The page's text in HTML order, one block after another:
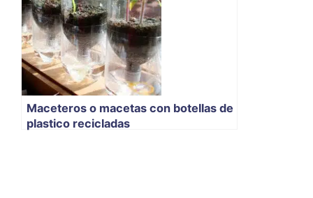
Maceteros o macetas con botellas de
plastico recicladas